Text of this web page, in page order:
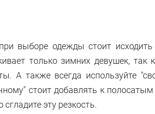
выборе одежды стоит
только зимних девушек,
А также всегда используйте
стоит добавлять к
сгладите эту резкость.